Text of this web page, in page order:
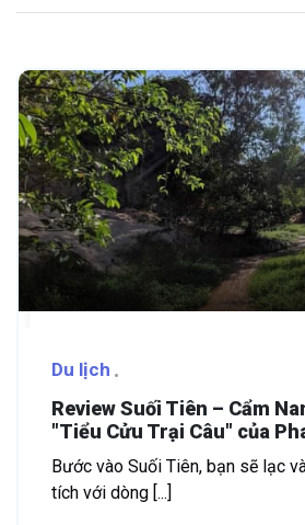
Du lịch
Review Suối Tiên – Cẩm
"Tiểu Cửu Trại Câu" của
Bước vào Suối Tiên, bạn sẽ lạc
tích với dòng [...]